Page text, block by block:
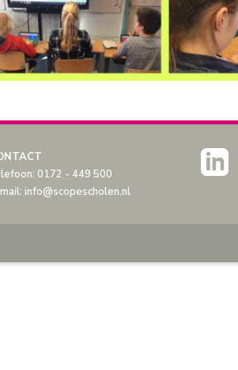
0172 - 449 500
info@scopescholen.nl